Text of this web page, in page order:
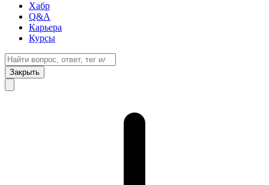
Хабр
Q&A
Карьера
Курсы
Закрыть